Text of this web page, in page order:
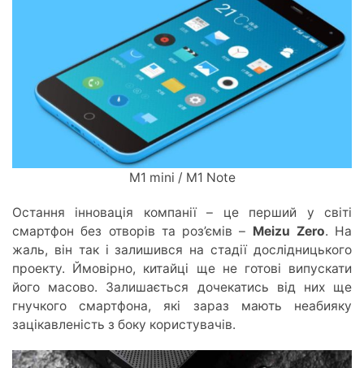
M1 mini / M1 Note
Остання інновація компанії – це перший у світі
смартфон без отворів та роз’ємів – Meizu Zero. На
жаль, він так і залишився на стадії дослідницького
проекту. Ймовірно, китайці ще не готові випускати
його масово. Залишається дочекатись від них ще
гнучкого смартфона, які зараз мають неабияку
зацікавленість з боку користувачів.